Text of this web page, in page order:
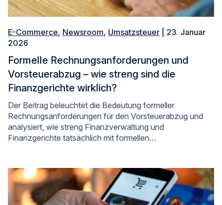
E-Commerce, Newsroom, Umsatzsteuer | 23. Januar
2026
Formelle Rechnungsanforderungen und
Vorsteuerabzug – wie streng sind die
Finanzgerichte wirklich?
Der Beitrag beleuchtet die Bedeutung formeller
Rechnungsanforderungen für den Vorsteuerabzug und
analysiert, wie streng Finanzverwaltung und
Finanzgerichte tatsächlich mit formellen…